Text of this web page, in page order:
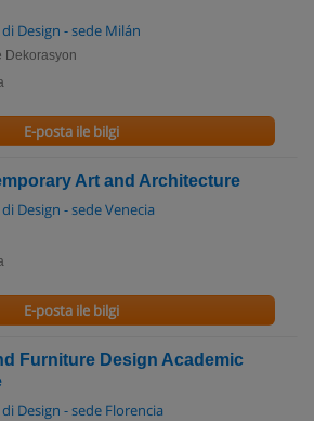
Design - sede Milán
Dekorasyon
E-posta ile bilgi
Art and Architecture
Design - sede Venecia
E-posta ile bilgi
Furniture Design Academic
Design - sede Florencia